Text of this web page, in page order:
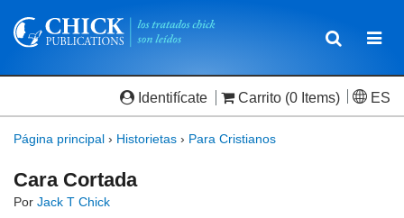
Toggle
Identifícate Carrito (0 Items) ES
Página principal › Historietas › Para Cristianos
Cara Cortada
Por Jack T Chick